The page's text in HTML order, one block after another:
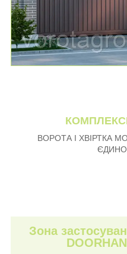
ВОРОТА І ХВІРТКА
Зона